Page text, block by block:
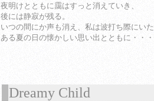
夜明けとともに靄はすっと消えていき、
後には静寂が残る。
いつの間にか声も消え、私は波打ち際にい
ある夏の日の懐かしい思い出とともに・・・
Dreamy Child